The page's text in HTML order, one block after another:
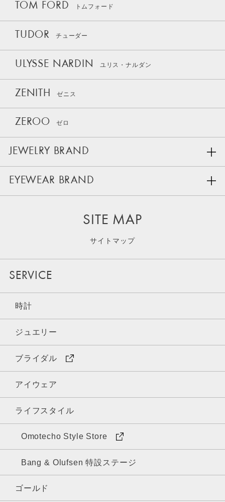
TOM FORD トムフォード
TUDOR チューダー
ULYSSE NARDIN ユリス・ナルダン
ZENITH ゼニス
ZEROO ゼロ
JEWELRY BRAND
EYEWEAR BRAND
SITE MAP
サイトマップ
SERVICE
時計
ジュエリー
ブライダル
アイウェア
ライフスタイル
Omotecho Style Store
Bang & Olufsen 特設ステージ
ゴールド